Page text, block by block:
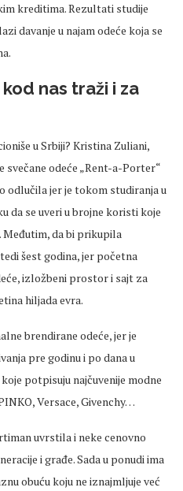
kreditima. Rezultati studije
davanje u najam odeće koja se
nas traži i za
u Srbiji? Kristina Zuliani,
svečane odeće „Rent-a-Porter“
odlučila jer je tokom studiranja u
da se uveri u brojne koristi koje
Međutim, da bi prikupila
šest godina, jer početna
izložbeni prostor i sajt za
hiljada evra.
brendirane odeće, jer je
pre godinu i po dana u
potpisuju najčuvenije modne
Versace, Givenchy…
uvrstila i neke cenovno
i građe. Sada u ponudi ima
obuću koju ne iznajmljuje već